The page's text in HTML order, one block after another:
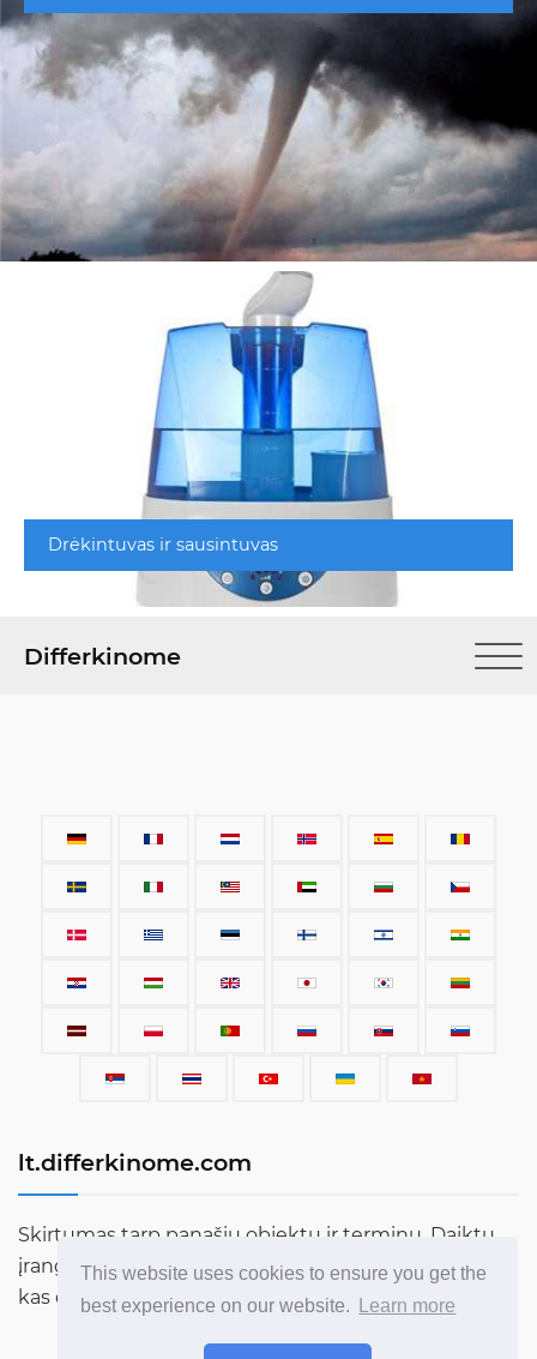
This website uses cookies to ensure you get the
best experience on our website.
Learn more
Drėkintuvas ir sausintuvas
Differkinome
lt.differkinome.com
Skirtumas tarp panašių objektų ir terminų. Daiktų,
įrangos, automobilių, terminų, žmonių ir viso kito,
kas egzistuoja šiame pasaulyje, palyginimas.